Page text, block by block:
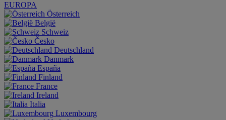
EUROPA
Österreich
België
Schweiz
Česko
Deutschland
Danmark
España
Finland
France
Ireland
Italia
Luxembourg